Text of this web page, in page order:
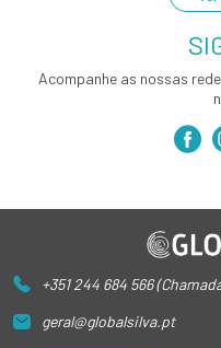
Acompanhe as nossas
+351 244 684 566
geral@globalsilva.pt